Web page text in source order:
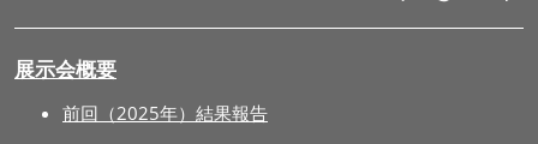
展示会概要
前回（2025年）結果報告